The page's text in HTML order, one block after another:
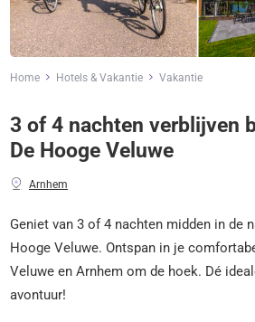
Home Hotels & Vakantie Vakantie
3 of 4 nachten verblijven
De Hooge Veluwe
Arnhem
Geniet van 3 of 4 nachten midden in de
Hooge Veluwe. Ontspan in je
Veluwe en Arnhem om de hoek. Dé
avontuur!